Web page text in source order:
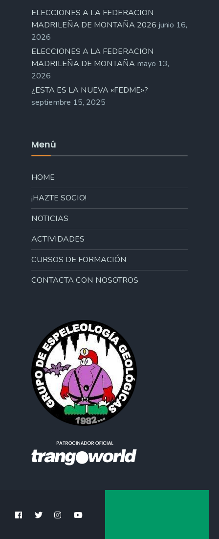
ELECCIONES A LA FEDERACION
MADRILEÑA DE MONTAÑA 2026 junio 16,
2026
ELECCIONES A LA FEDERACION
MADRILEÑA DE MONTAÑA mayo 13,
2026
¿ESTA ES LA NUEVA «FEDME»?
septiembre 15, 2025
Menú
HOME
¡HAZTE SOCIO!
NOTICIAS
ACTIVIDADES
CURSOS DE FORMACIÓN
CONTACTA CON NOSOTROS